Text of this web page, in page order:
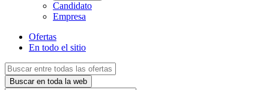
Candidato
Empresa
Ofertas
En todo el sitio